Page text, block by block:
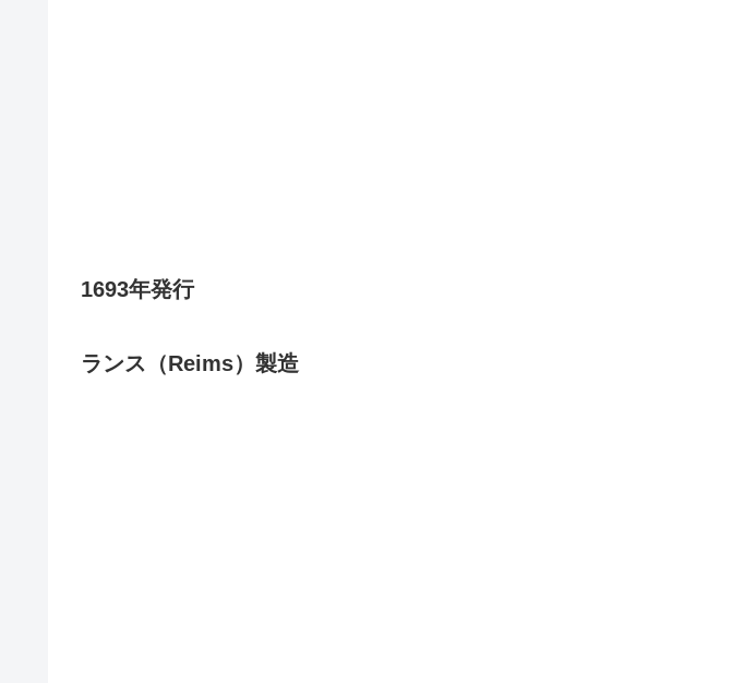
1693年発行
ランス（Reims）製造